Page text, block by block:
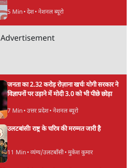
5 Min• देश• नेशनल ब्यूरो
Advertisement
जनता का 2.32 करोड़ रोज़ाना खर्चः योगी सरकार ने
विज्ञापनों पर उड़ाने में मोदी 3.0 को भी पीछे छोड़ा
7 Min• उत्तर प्रदेश• नेशनल ब्यूरो
उलटबांसीः राष्ट्र के चरित्र की मरम्मत जारी है
11 Min• व्यंग्य/उलटबाँसी• मुकेश कुमार